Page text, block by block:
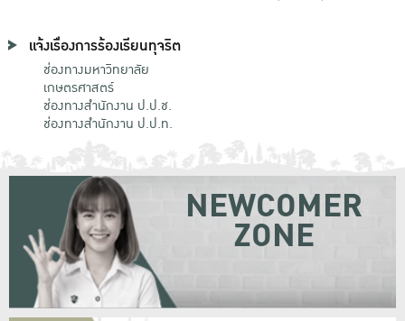
แจ้งเรื่องการร้องเรียนทุจริต
ช่องทางมหาวิทยาลัย
เกษตรศาสตร์
ช่องทางสำนักงาน ป.ป.ช.
ช่องทางสำนักงาน ป.ป.ท.
NEWCOMER
ZONE